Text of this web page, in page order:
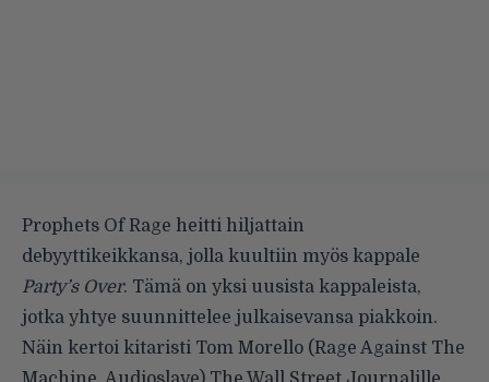
Prophets Of Rage heitti hiljattain
debyyttikeikkansa, jolla kuultiin myös kappale
Party’s Over. Tämä on yksi uusista kappaleista,
jotka yhtye suunnittelee julkaisevansa piakkoin.
Näin kertoi kitaristi Tom Morello (Rage Against The